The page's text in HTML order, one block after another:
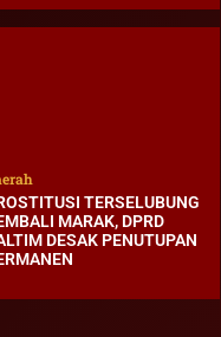
TERSELUBUNG
MARAK, DPRD
DESAK PENUTUPAN